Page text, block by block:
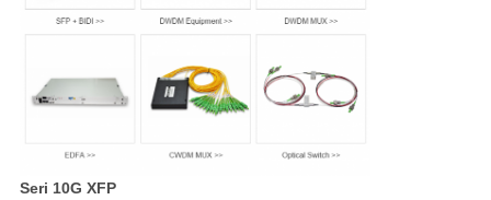
Seri 10G XFP